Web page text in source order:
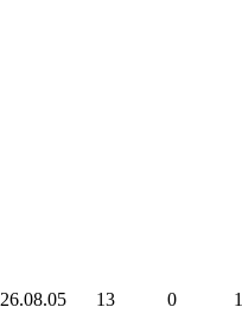
26.08.05 13 0 1